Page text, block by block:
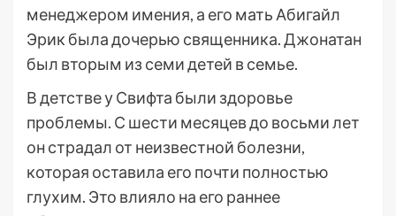
менеджером имения, а его мать Абигайл
Эрик была дочерью священника. Джонатан
был вторым из семи детей в семье.
В детстве у Свифта были здоровье
проблемы. С шести месяцев до восьми лет
он страдал от неизвестной болезни,
которая оставила его почти полностью
глухим. Это влияло на его раннее